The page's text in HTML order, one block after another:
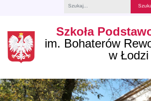
Szkoła
im. Bohaterów
w Łodzi